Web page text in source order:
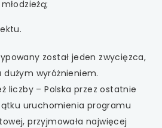
został jeden zwycięzca,
dużym wyróżnieniem.
liczby – Polska przez ostatnie
uruchomienia programu
przyjmowała najwięcej